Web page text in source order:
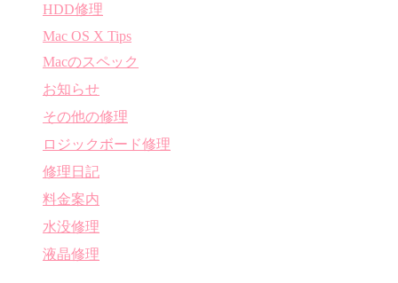
HDD修理
Mac OS X Tips
Macのスペック
お知らせ
その他の修理
ロジックボード修理
修理日記
料金案内
水没修理
液晶修理